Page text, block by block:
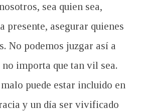
sea quien sea,
presente, asegurar quienes
No podemos juzgar así a
importa que tan vil sea.
puede estar incluido en
y un día ser vivificado